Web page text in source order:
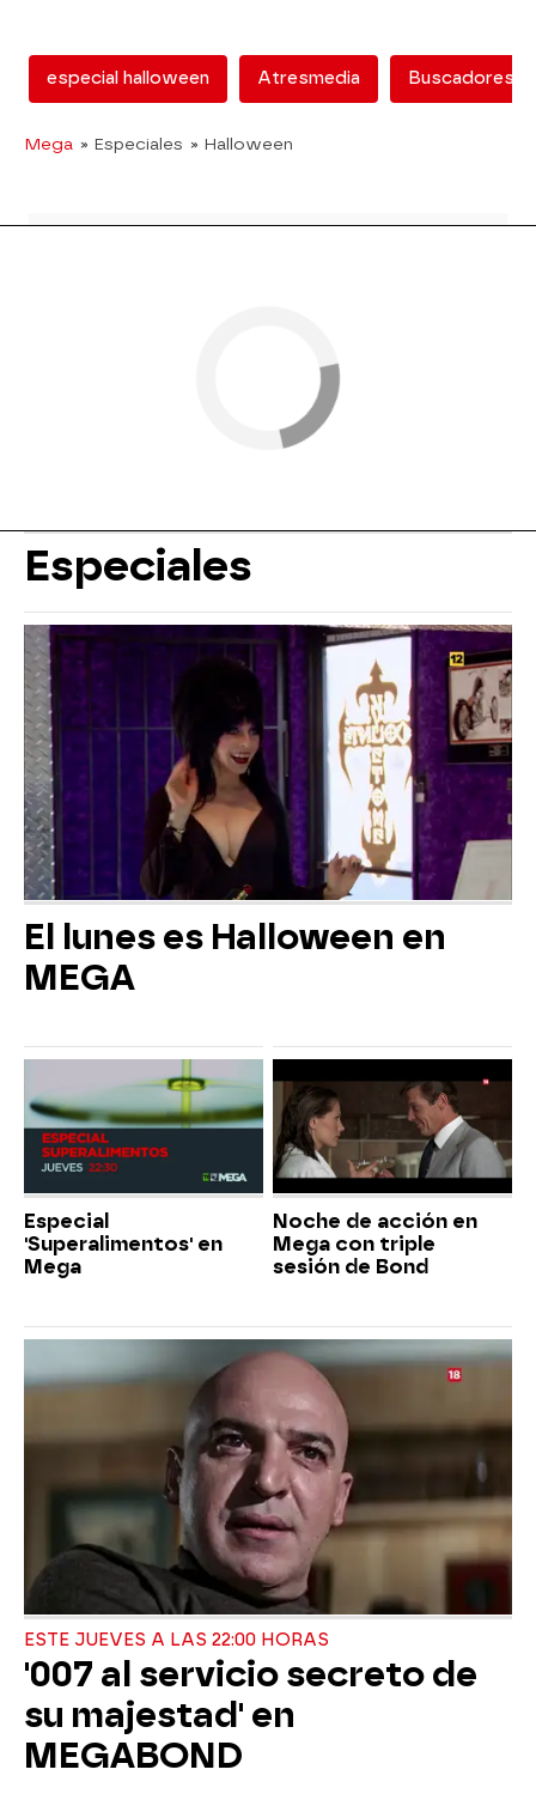
especial halloween Atresmedia Buscadores
Mega » Especiales » Halloween
Especiales
El lunes es Halloween en
MEGA
Especial
'Superalimentos' en
Mega
Noche de acción en
Mega con triple
sesión de Bond
ESTE JUEVES A LAS 22:00 HORAS
'007 al servicio secreto de
su majestad' en
MEGABOND